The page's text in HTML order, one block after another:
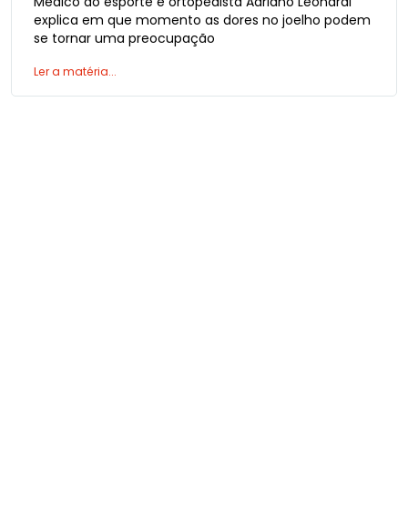
explica em que momento as dores no joelho podem
se tornar uma preocupação
Ler a matéria...